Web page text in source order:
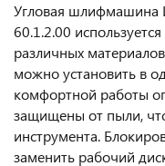
Угловая
60.1.2.00
различных
можно установить в
комфортной работы
защищены от пыли,
инструмента.
заменить рабочий